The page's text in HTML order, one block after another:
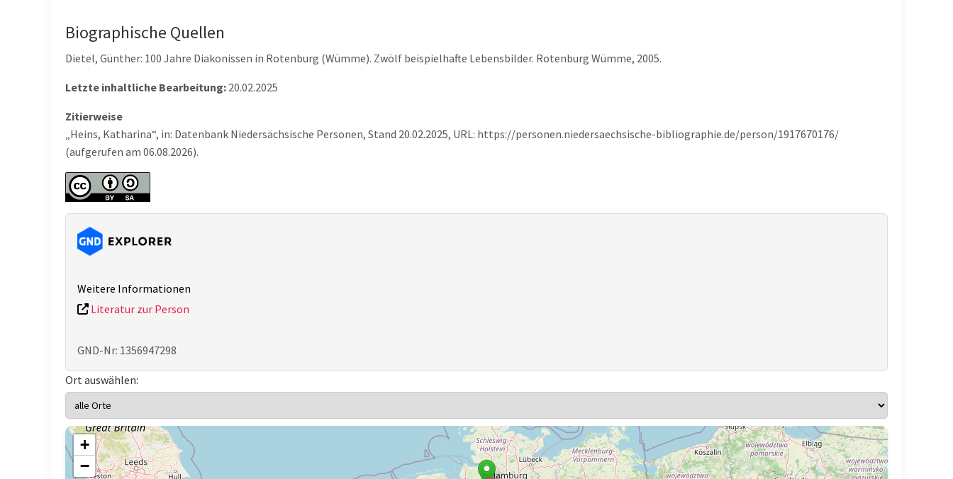
Biographische Quellen
Dietel, Günther: 100 Jahre Diakonissen in Rotenburg (Wümme). Zwölf beispielhafte Lebensbilder. Rotenburg Wümme, 2005.
Letzte inhaltliche Bearbeitung: 20.02.2025
Zitierweise
„Heins, Katharina“, in: Datenbank Niedersächsische Personen, Stand 20.02.2025, URL: https://personen.niedersaechsische-bibliographie.de/person/1917670176/
(aufgerufen am 06.08.2026).
Weitere Informationen
Literatur zur Person
GND-Nr: 1356947298
Ort auswählen:
+
−